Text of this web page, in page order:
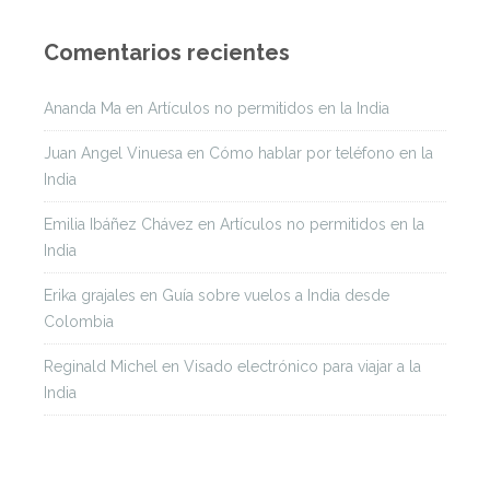
Comentarios recientes
Ananda Ma en Artículos no permitidos en la India
Juan Angel Vinuesa en Cómo hablar por teléfono en la
India
Emilia Ibáñez Chávez en Artículos no permitidos en la
India
Erika grajales en Guía sobre vuelos a India desde
Colombia
Reginald Michel en Visado electrónico para viajar a la
India